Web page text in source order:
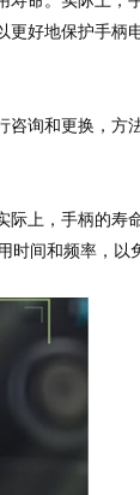
更好地保护手柄
询和更换，方
上，手柄的寿
时间和频率，以